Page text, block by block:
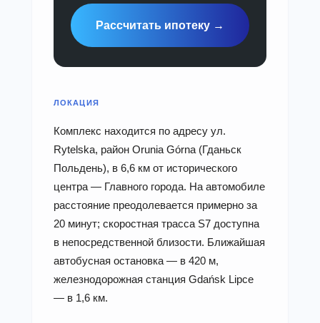
Рассчитать ипотеку →
ЛОКАЦИЯ
Комплекс находится по адресу ул.
Rytelska, район Orunia Górna (Гданьск
Польдень), в 6,6 км от исторического
центра — Главного города. На автомобиле
расстояние преодолевается примерно за
20 минут; скоростная трасса S7 доступна
в непосредственной близости. Ближайшая
автобусная остановка — в 420 м,
железнодорожная станция Gdańsk Lipce
— в 1,6 км.